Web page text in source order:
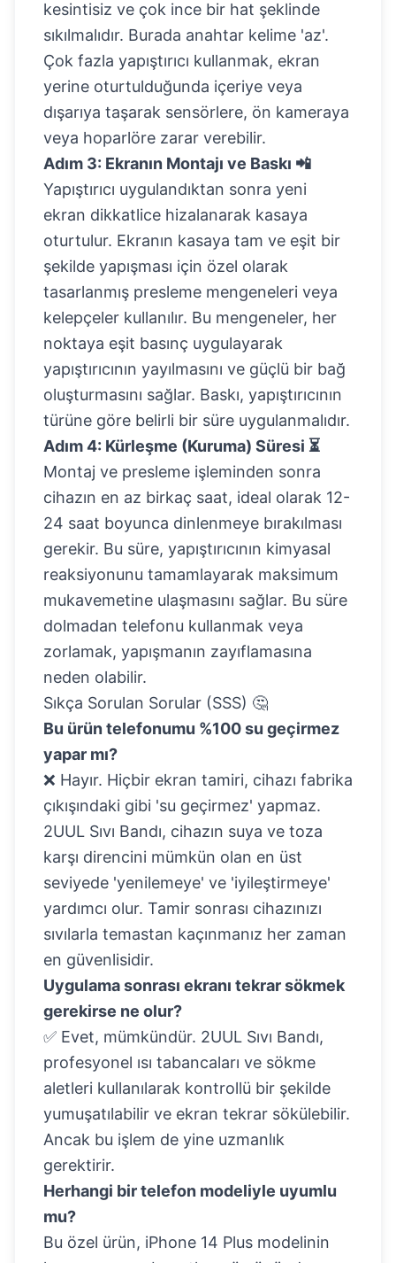
kesintisiz ve çok ince bir hat şeklinde
sıkılmalıdır. Burada anahtar kelime 'az'.
Çok fazla yapıştırıcı kullanmak, ekran
yerine oturtulduğunda içeriye veya
dışarıya taşarak sensörlere, ön kameraya
veya hoparlöre zarar verebilir.
Adım 3: Ekranın Montajı ve Baskı 📲
Yapıştırıcı uygulandıktan sonra yeni
ekran dikkatlice hizalanarak kasaya
oturtulur. Ekranın kasaya tam ve eşit bir
şekilde yapışması için özel olarak
tasarlanmış presleme mengeneleri veya
kelepçeler kullanılır. Bu mengeneler, her
noktaya eşit basınç uygulayarak
yapıştırıcının yayılmasını ve güçlü bir bağ
oluşturmasını sağlar. Baskı, yapıştırıcının
türüne göre belirli bir süre uygulanmalıdır.
Adım 4: Kürleşme (Kuruma) Süresi ⏳
Montaj ve presleme işleminden sonra
cihazın en az birkaç saat, ideal olarak 12-
24 saat boyunca dinlenmeye bırakılması
gerekir. Bu süre, yapıştırıcının kimyasal
reaksiyonunu tamamlayarak maksimum
mukavemetine ulaşmasını sağlar. Bu süre
dolmadan telefonu kullanmak veya
zorlamak, yapışmanın zayıflamasına
neden olabilir.
Sıkça Sorulan Sorular (SSS) 🤔
Bu ürün telefonumu %100 su geçirmez
yapar mı?
❌ Hayır. Hiçbir ekran tamiri, cihazı fabrika
çıkışındaki gibi 'su geçirmez' yapmaz.
2UUL Sıvı Bandı, cihazın suya ve toza
karşı direncini mümkün olan en üst
seviyede 'yenilemeye' ve 'iyileştirmeye'
yardımcı olur. Tamir sonrası cihazınızı
sıvılarla temastan kaçınmanız her zaman
en güvenlisidir.
Uygulama sonrası ekranı tekrar sökmek
gerekirse ne olur?
✅ Evet, mümkündür. 2UUL Sıvı Bandı,
profesyonel ısı tabancaları ve sökme
aletleri kullanılarak kontrollü bir şekilde
yumuşatılabilir ve ekran tekrar sökülebilir.
Ancak bu işlem de yine uzmanlık
gerektirir.
Herhangi bir telefon modeliyle uyumlu
mu?
Bu özel ürün, iPhone 14 Plus modelinin